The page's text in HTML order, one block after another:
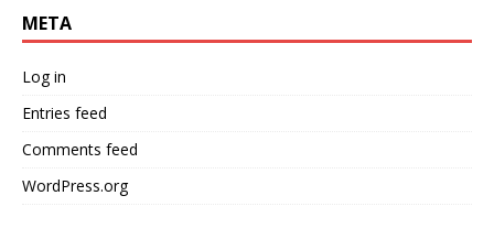
META
Log in
Entries feed
Comments feed
WordPress.org